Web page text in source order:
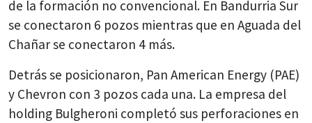
de la formación no convencional. En Bandurria Sur
se conectaron 6 pozos mientras que en Aguada del
Chañar se conectaron 4 más.
Detrás se posicionaron, Pan American Energy (PAE)
y Chevron con 3 pozos cada una. La empresa del
holding Bulgheroni completó sus perforaciones en